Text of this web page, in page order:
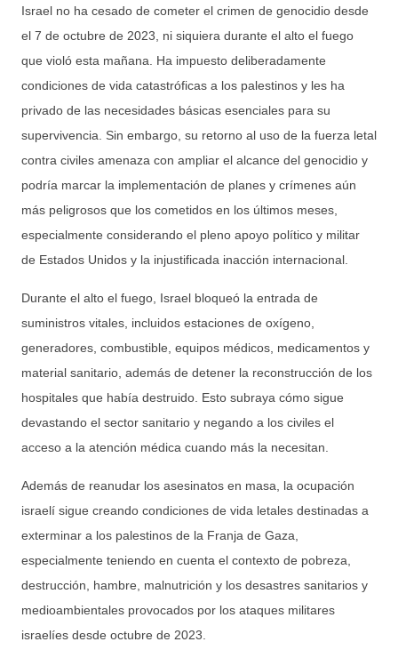
Israel no ha cesado de cometer el crimen de genocidio desde
el 7 de octubre de 2023, ni siquiera durante el alto el fuego
que violó esta mañana. Ha impuesto deliberadamente
condiciones de vida catastróficas a los palestinos y les ha
privado de las necesidades básicas esenciales para su
supervivencia. Sin embargo, su retorno al uso de la fuerza letal
contra civiles amenaza con ampliar el alcance del genocidio y
podría marcar la implementación de planes y crímenes aún
más peligrosos que los cometidos en los últimos meses,
especialmente considerando el pleno apoyo político y militar
de Estados Unidos y la injustificada inacción internacional.
Durante el alto el fuego, Israel bloqueó la entrada de
suministros vitales, incluidos estaciones de oxígeno,
generadores, combustible, equipos médicos, medicamentos y
material sanitario, además de detener la reconstrucción de los
hospitales que había destruido. Esto subraya cómo sigue
devastando el sector sanitario y negando a los civiles el
acceso a la atención médica cuando más la necesitan.
Además de reanudar los asesinatos en masa, la ocupación
israelí sigue creando condiciones de vida letales destinadas a
exterminar a los palestinos de la Franja de Gaza,
especialmente teniendo en cuenta el contexto de pobreza,
destrucción, hambre, malnutrición y los desastres sanitarios y
medioambientales provocados por los ataques militares
israelíes desde octubre de 2023.